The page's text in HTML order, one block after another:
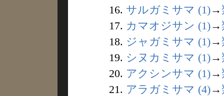
16. サルガミサマ (1)→
17. カマオジサン (1)→
18. ジャガミサマ (1)→
19. シヌカミサマ (1)→
20. アクシンサマ (1)→
21. アラガミサマ (4)→